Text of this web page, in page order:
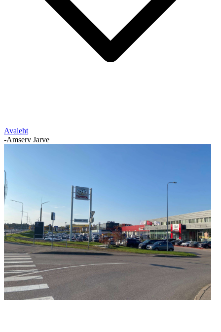
Avaleht
-Amserv Jarve